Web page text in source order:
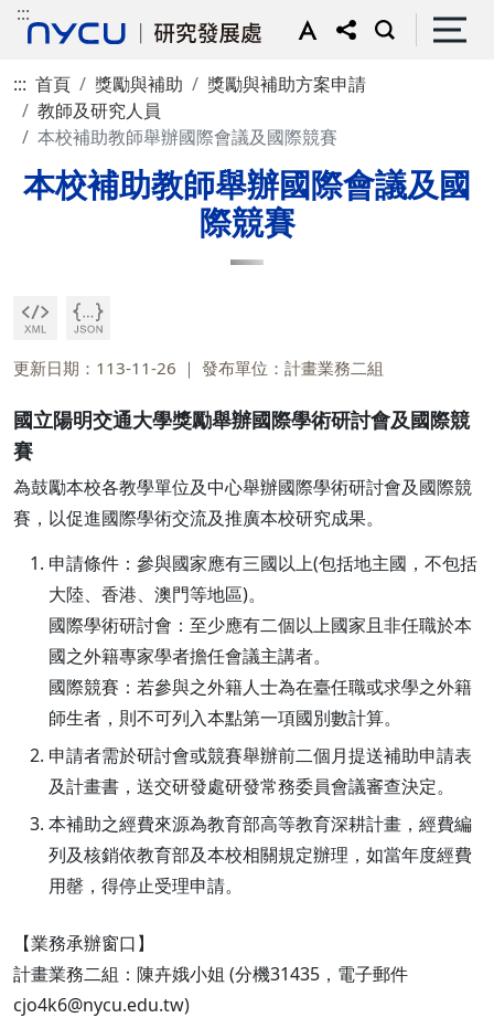
:::
::: 首頁 獎勵與補助
獎勵與補助方案申請
教師及研究人員
本校補助教師舉辦國際會議及國際競賽
本校補助教師舉辦國際會議及國
際競賽
更新日期：113-11-26 發布單位：計畫業務二組
國立陽明交通大學獎勵舉辦國際學術研討會及國際競
賽
為鼓勵本校各教學單位及中心舉辦國際學術研討會及國際競
賽，以促進國際學術交流及推廣本校研究成果。
申請條件：參與國家應有三國以上(包括地主國，不包括
大陸、香港、澳門等地區)。
國際學術研討會：至少應有二個以上國家且非任職於本
國之外籍專家學者擔任會議主講者。
國際競賽：若參與之外籍人士為在臺任職或求學之外籍
師生者，則不可列入本點第一項國別數計算。
申請者需於研討會或競賽舉辦前二個月提送補助申請表
及計畫書，送交研發處研發常務委員會議審查決定。
本補助之經費來源為教育部高等教育深耕計畫，經費編
列及核銷依教育部及本校相關規定辦理，如當年度經費
用罄，得停止受理申請。
【業務承辦窗口】
計畫業務二組：陳卉娥小姐 (分機31435，電子郵件
cjo4k6@nycu.edu.tw)